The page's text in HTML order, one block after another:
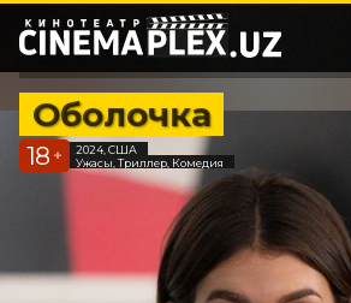
Оболочка
18 +
2024, США
Ужасы, Триллер, Комедия